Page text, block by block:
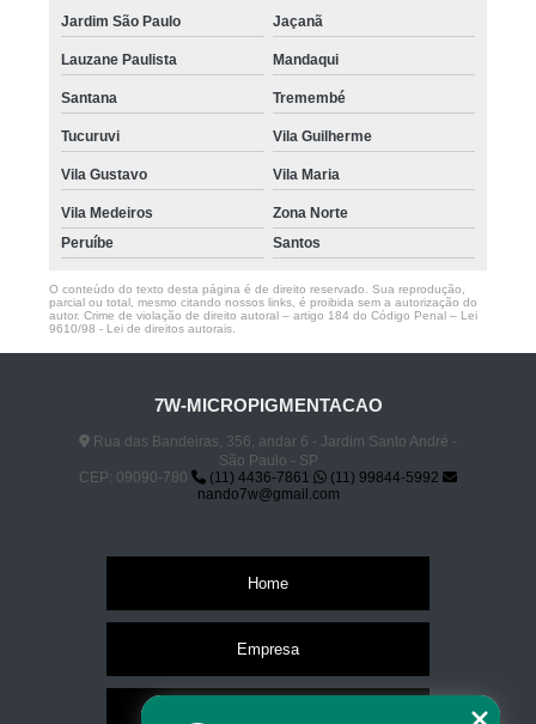
Jardim São Paulo Jaçanã
Lauzane Paulista Mandaqui
Santana Tremembé
Tucuruvi Vila Guilherme
Vila Gustavo Vila Maria
Vila Medeiros
Zona Norte
Peruíbe
Santos
O conteúdo do texto desta página é de direito reservado. Sua reprodução,
parcial ou total, mesmo citando nossos links, é proibida sem a autorização do
autor. Crime de violação de direito autoral – artigo 184 do Código Penal – Lei
9610/98 - Lei de direitos autorais
7W-MICROPIGMENTACAO
Rua das Bandeiras, 356, andar 6 - Jardim Santo André -
São Paulo - SP
CEP: 09090-780
(11) 4436-7861
(11) 99844-5992
nando7w@gmail.com
Home
Empresa